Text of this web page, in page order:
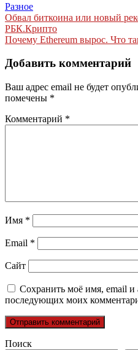
Разное
Навигация
по
Обвал биткоина или новый
РБК.Крипто
Почему Ethereum вырос. Что
Добавить комментарий
Ваш адрес email не будет
помечены *
Комментарий *
Имя *
Email *
Сайт
Сохранить моё имя, email и
последующих моих
Поиск